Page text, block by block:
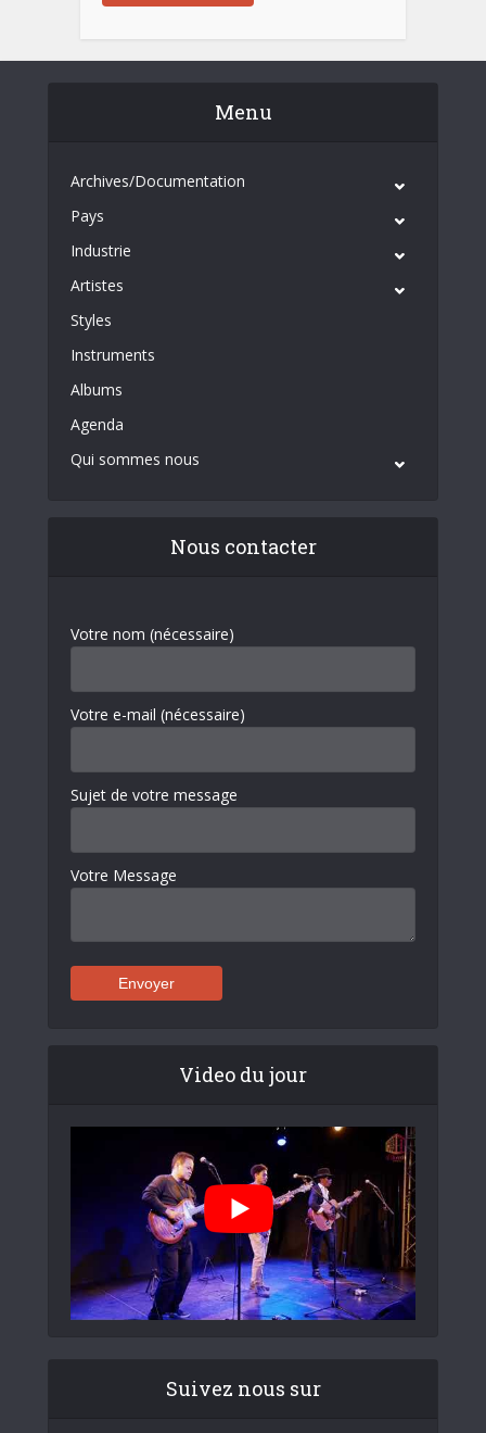
Menu
Archives/Documentation
Pays
Industrie
Artistes
Styles
Instruments
Albums
Agenda
Qui sommes nous
Nous contacter
Votre nom (nécessaire)
Votre e-mail (nécessaire)
Sujet de votre message
Votre Message
Video du jour
Suivez nous sur